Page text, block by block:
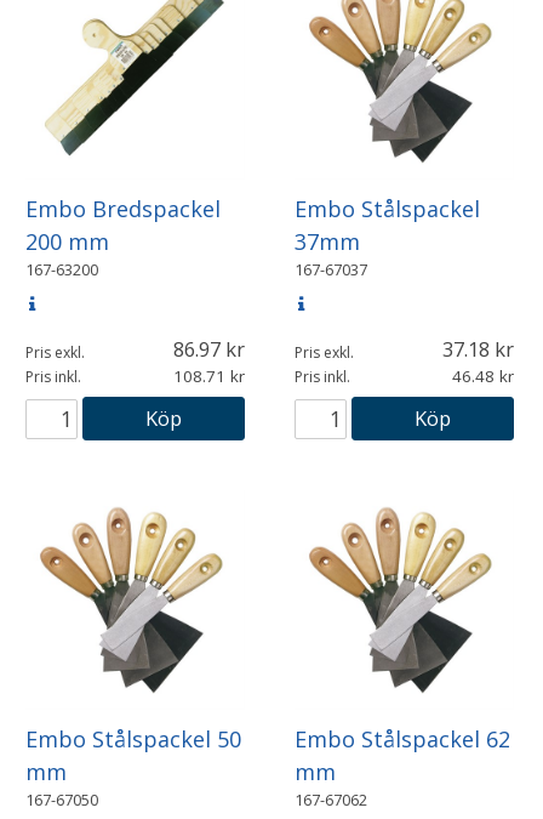
Embo Bredspackel
200 mm
167-63200
Pris exkl. 86.97
Pris inkl. 108.71
Köp
Embo Stålspackel
37mm
167-67037
Pris exkl. 37.18
Pris inkl. 46.48
Köp
Embo Stålspackel 50
mm
167-67050
Embo Stålspackel 62
mm
167-67062